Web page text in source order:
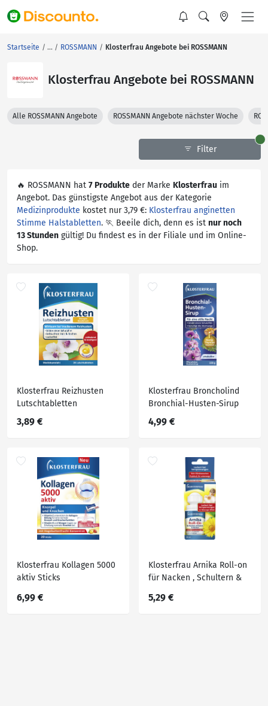
Startseite ROSSMANN Klosterfrau Angebote bei ROSSMANN
Klosterfrau Angebote bei ROSSMANN
Alle ROSSMANN Angebote ROSSMANN Angebote nächster Woche
Filter
🔥 ROSSMANN hat 7 Produkte der Marke Klosterfrau im
Angebot. Das günstigste Angebot aus der Kategorie
Medizinprodukte kostet nur 3,79 €: Klosterfrau anginetten
Stimme Halstabletten. 🏃 Beeile dich, denn es ist nur noch
13 Stunden gültig! Du findest es in der Filiale und im Online-
Shop.
Klosterfrau Reizhusten
Lutschtabletten
3,89 €
Klosterfrau Broncholind
Bronchial-Husten-Sirup
4,99 €
Klosterfrau Kollagen 5000
aktiv Sticks
6,99 €
Klosterfrau Arnika Roll-on
für Nacken , Schultern &
5,29 €